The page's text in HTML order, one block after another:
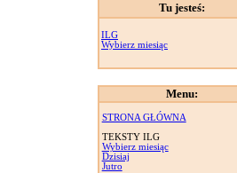
Tu jesteś:
ILG
Wybierz miesiąc
Menu:
STRONA GŁÓWNA
TEKSTY ILG
Wybierz miesiąc
Dzisiaj
Jutro